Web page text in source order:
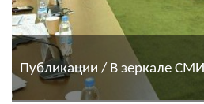
Публикации / В зеркале СМИ